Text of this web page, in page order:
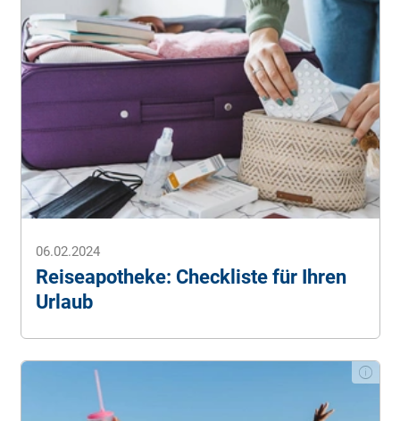
06.02.2024
Reiseapotheke: Checkliste für Ihren
Urlaub